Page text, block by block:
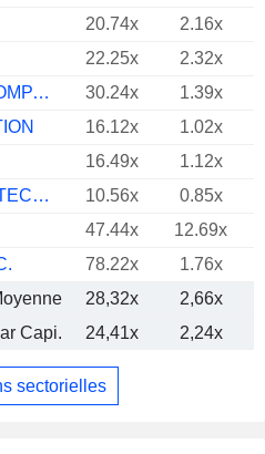
20.74x
2.16x
22.25x 2.32x
CALLAWAY GOLF COMPANY
30.24x 1.39x
16.12x 1.02x
16.49x
1.12x
JOHNSON HEALTH TECH .CO., LTD.
10.56x
0.85x
47.44x 12.69x
78.22x
1.76x
28,32x 2,66x
Capi.
24,41x 2,24x
sectorielles